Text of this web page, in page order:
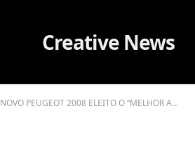
NOVO PEUGEOT 2008 ELEITO O “MELHOR AUTOMÓVEL ATÉ AOS 23.000 EUROS”